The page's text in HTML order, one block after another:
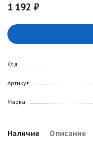
1 192 ₽
Код
Артикул
Марка
Наличие Описание